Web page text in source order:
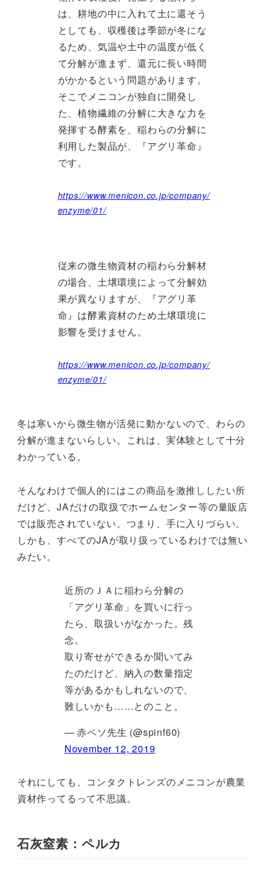
は、耕地の中に入れて土に還そう
としても、収穫後は季節が冬にな
るため、気温や土中の温度が低く
て分解が進まず、還元に長い時間
がかかるという問題があります。
そこでメニコンが独自に開発し
た、植物繊維の分解に大きな力を
発揮する酵素を、稲わらの分解に
利用した製品が、『アグリ革命』
です。
https://www.menicon.co.jp/company/
enzyme/01/
従来の微生物資材の稲わら分解材
の場合、土壌環境によって分解効
果が異なりますが、『アグリ革
命』は酵素資材のため土壌環境に
影響を受けません。
https://www.menicon.co.jp/company/
enzyme/01/
冬は寒いから微生物が活発に動かないので、わらの
分解が進まないらしい。これは、実体験として十分
わかっている。
そんなわけで個人的にはこの商品を激推ししたい所
だけど、JAだけの取扱でホームセンター等の量販店
では販売されていない。つまり、手に入りづらい。
しかも、すべてのJAが取り扱っているわけでは無い
みたい。
近所のＪＡに稲わら分解の
「アグリ革命」を買いに行っ
たら、取扱いがなかった。残
念。
取り寄せができるか聞いてみ
たのだけど、納入の数量指定
等があるかもしれないので、
難しいかも……とのこと。
— 赤ペソ先生 (@spinf60)
November 12, 2019
それにしても、コンタクトレンズのメニコンが農業
資材作ってるって不思議。
石灰窒素：ペルカ